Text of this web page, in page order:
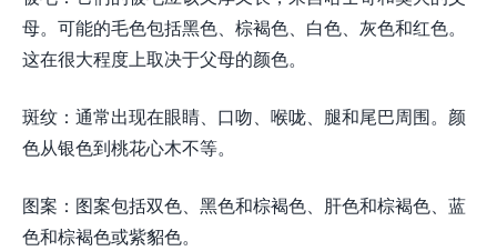
母。可能的毛色包括黑色、棕褐色、白色、灰色和红色。
这在很大程度上取决于父母的颜色。
斑纹：通常出现在眼睛、口吻、喉咙、腿和尾巴周围。颜
色从银色到桃花心木不等。
图案：图案包括双色、黑色和棕褐色、肝色和棕褐色、蓝
色和棕褐色或紫貂色。